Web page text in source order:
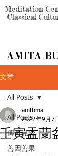
AMITA
AMITA
Meditation
Classical
文章
All Posts
傳奇見證
善因善果
All Posts
壬寅盂蘭
amtbma
2022年9月7